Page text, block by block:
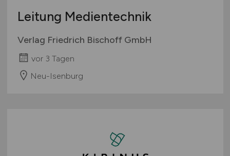
Leitung Medientechnik
Verlag Friedrich Bischoff GmbH
vor 3 Tagen
Neu-Isenburg